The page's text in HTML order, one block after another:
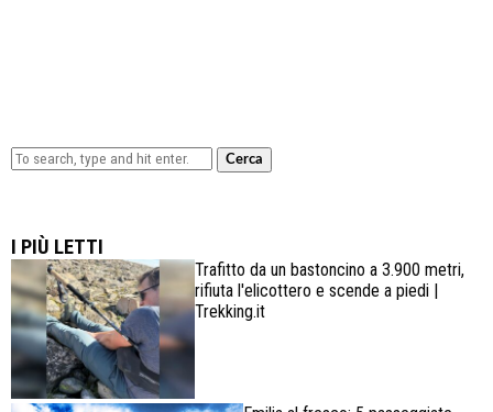
Cerca
I PIÙ LETTI
Trafitto da un bastoncino a 3.900 metri,
rifiuta l'elicottero e scende a piedi |
Trekking.it